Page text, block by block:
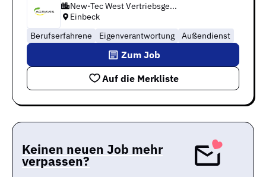
New-Tec West Vertriebsge...
Einbeck
Berufserfahrene
Eigenverantwortung Außendienst
Auf die Merkliste
Zum Job
Keinen neuen Job mehr
verpassen?